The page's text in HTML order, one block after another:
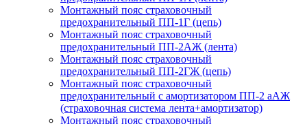
Монтажный пояс страховочный
предохранительный ПП-1Г (цепь)
Монтажный пояс страховочный
предохранительный ПП-2АЖ (лента)
Монтажный пояс страховочный
предохранительный ПП-2ГЖ (цепь)
Монтажный пояс страховочный
предохранительный с амортизатором ПП-2 аАЖ
(страховочная система лента+амортизатор)
Монтажный пояс страховочный